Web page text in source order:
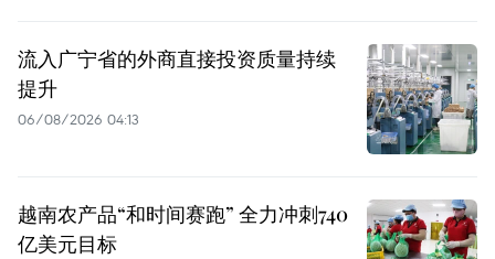
流入广宁省的外商直接投资质量持续
提升
06/08/2026 04:13
越南农产品“和时间赛跑” 全力冲刺740
亿美元目标